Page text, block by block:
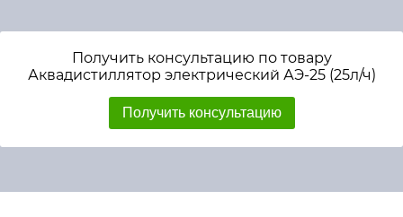
Получить консультацию по товару
Аквадистиллятор электрический АЭ-25 (25л/ч)
Получить консультацию